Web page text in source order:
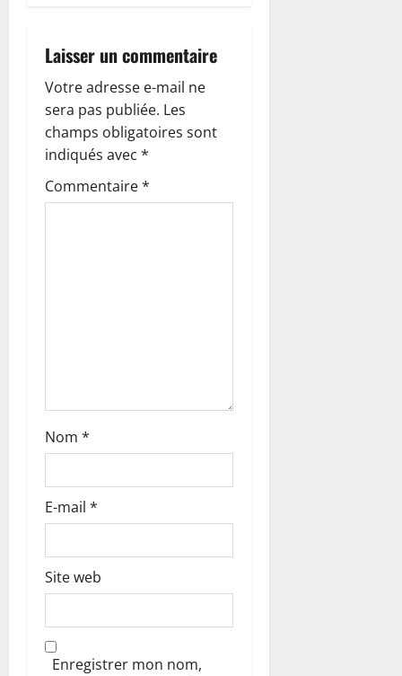
a
r
t
i
Laisser un commentaire
Votre adresse e-mail ne
sera pas publiée. Les
champs obligatoires sont
indiqués avec *
Commentaire*
Nom *
E-mail *
Site web
Enregistrer mon nom,